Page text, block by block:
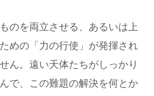
のを両立させる、あるいは上
めの「力の行使」が発揮され
ん。遠い天体たちがしっかり
で、この難題の解決を何とか